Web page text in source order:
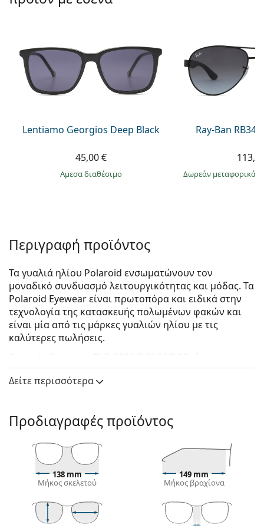
Persol
Όλες οι μάρκες
Lentiamo Georgios Deep Black
45,00 €
άμεσα διαθέσιμο
Ray-Ban
Δωρεάν μεταφορικά
Περιγραφή προϊόντος
Τα γυαλιά ηλίου Polaroid ενσωματώνουν τον
μοναδικό συνδυασμό λειτουργικότητας και μόδας. Τα
Polaroid Eyewear είναι πρωτοπόρα και ειδικά στην
τεχνολογία της κατασκευής πολωμένων φακών και
είναι μία από τις μάρκες γυαλιών ηλίου με τις
καλύτερες πωλήσεις.
Polaroid Suncover PLD 9004/S DL5 Y2 58
είναι unisex
γυαλιά ηλίου.
Δείτε πώς φαίνονται πάνω σας αυτά τα γυαλιά ηλίου
Lentiamo.
Το μαύρο χρώμα του σκελετού ταιριάζει απόλυτα
με το δροσερό χρώμα του δέρματος και τα ανοιχτά
ξανθά, ανοιχτά καφέ ή μαύρα μαλλιά.
ιδανική επιλογή για όσους έχουν οβάλ ή
στρογγυλό σχήμα προσώπου.
Δείτε περισσότερα
Προδιαγραφές προϊόντος
138 mm
Μήκος σκελετού
149 mm
Μήκος βραχίονα